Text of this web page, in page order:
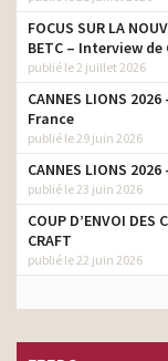
FOCUS SUR LA
BETC – Interview
publié le 2 juillet 2026
CANNES LIONS
France
publié le 29 juin 2026
CANNES LIONS
publié le 23 juin 2026
COUP D’ENVOI DES
CRAFT
publié le 22 juin 2026